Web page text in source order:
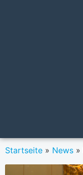
Startseite » News »